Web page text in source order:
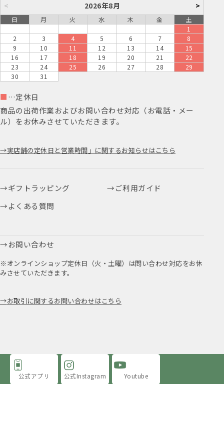
< 2026年8月 >
日 月 火 水 木 金
土
1
2
3 4 5 6 7
8
9
10 11 12 13 14
15
16
17 18 19 20 21
22
23
24 25 26 27 28
29
30
31
■ …定休日
商品の出荷作業およびお問い合わせ対応（お電話・メー
ル）をお休みさせていただきます。
実店舗の定休日と営業時間」に関するお知らせはこちら
ギフトラッピング
ご利用ガイド
よくある質問
お問い合わせ
※オンラインショップ定休日（火・土曜）は問い合わせ対応をお休
みさせていただきます。
お取引に関するお問い合わせはこちら
公式アプリ 公式Instagram Youtube